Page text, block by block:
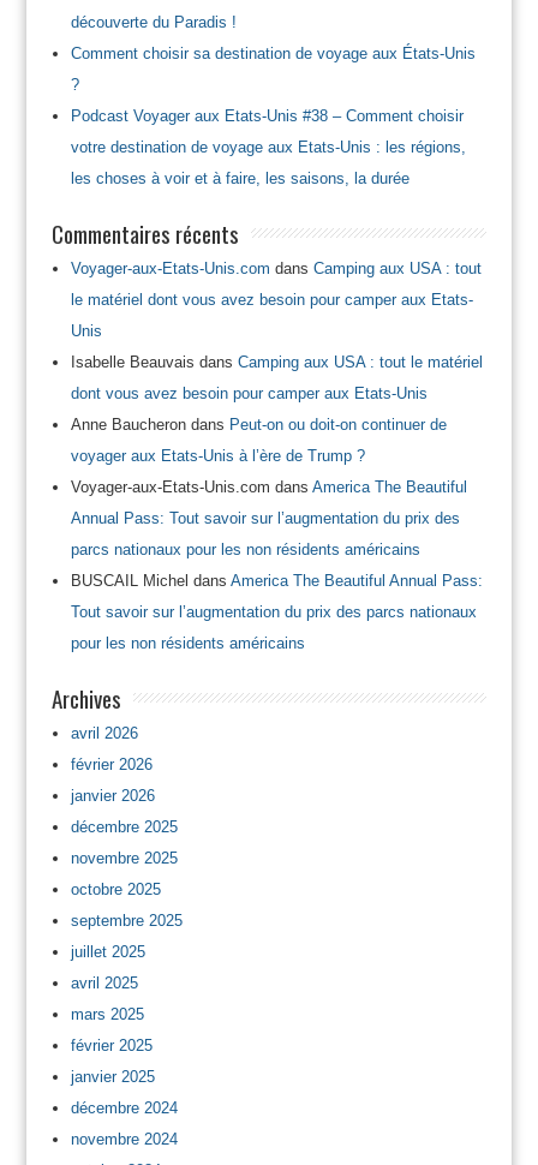
découverte du Paradis !
Comment choisir sa destination de voyage aux États-Unis
?
Podcast Voyager aux Etats-Unis #38 – Comment choisir
votre destination de voyage aux Etats-Unis : les régions,
les choses à voir et à faire, les saisons, la durée
Commentaires récents
Voyager-aux-Etats-Unis.com dans Camping aux USA : tout
le matériel dont vous avez besoin pour camper aux Etats-
Unis
Isabelle Beauvais dans Camping aux USA : tout le matériel
dont vous avez besoin pour camper aux Etats-Unis
Anne Baucherondans Peut-on ou doit-on continuer de
voyager aux Etats-Unis à l’ère de Trump ?
Voyager-aux-Etats-Unis.com dans America The Beautiful
Annual Pass: Tout savoir sur l’augmentation du prix des
parcs nationaux pour les non résidents américains
BUSCAIL Michel dans America The Beautiful Annual Pass:
Tout savoir sur l’augmentation du prix des parcs nationaux
pour les non résidents américains
Archives
avril 2026
février 2026
janvier 2026
décembre 2025
novembre 2025
octobre 2025
septembre 2025
juillet 2025
avril 2025
mars 2025
février 2025
janvier 2025
décembre 2024
novembre 2024